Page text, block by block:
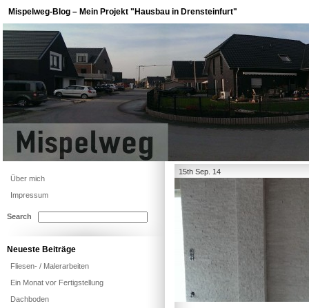
Mispelweg-Blog – Mein Projekt "Hausbau in Drensteinfurt"
15th Sep. 14
Über mich
Impressum
Search
Neueste Beiträge
Fliesen- / Malerarbeiten
Ein Monat vor Fertigstellung
Dachboden